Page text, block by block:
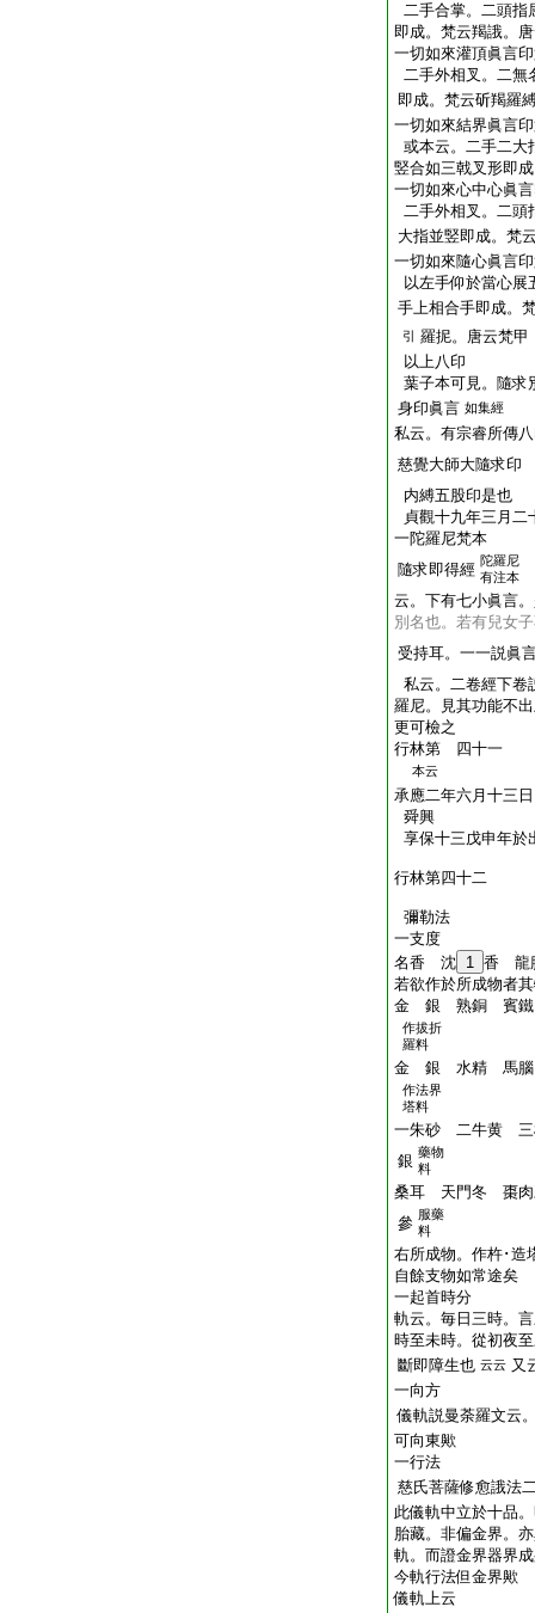
二手合掌。二頭指
即成。梵云羯誐。
一切如來灌頂眞言
二手外相叉。二無
即成。梵云斫羯羅
一切如來結界眞言
或本云。二手二大
竪合如三戟叉形即
一切如來心中心眞
二手外相叉。二頭
大指並竪即成。梵
一切如來隨心眞言
以左手仰於當心展
手上相合手即成。
引 羅抳。唐云梵甲
以上八印
葉子本可見。隨求
身印眞言 如集經
私云。有宗睿所傳
慈覺大師大隨求
内縛五股印是也
貞觀十九年三月二
一陀羅尼梵本
隨求即得經 陀羅尼
有注本
云。下有七小眞言
別名也。若有兒女
受持耳。一一説眞
私云。二卷經下卷
羅尼。見其功能不
更可檢之
行林第 四十一
本云
承應二年六月十三
舜興
享保十三戊申年於
行林第四十二
彌勒法
一支度
名香 沈 1 香 龍
若欲作於所成物者
金 銀 熟銅 賓鐵
作拔折
羅料
金 銀 水精 馬腦
作法界
塔料
一朱砂 二牛黄
銀 藥物
料
桑耳 天門冬 棗
參 服藥
料
右所成物。作杵･造
自餘支物如常途矣
一起首時分
軌云。毎日三時。
時至未時。從初夜
斷即障生也 云云 又
一向方
儀軌説曼荼羅文云
可向東歟
一行法
慈氏菩薩修愈誐法
此儀軌中立於十品
胎藏。非偏金界。
軌。而證金界器界
今軌行法但金界歟
儀軌上云